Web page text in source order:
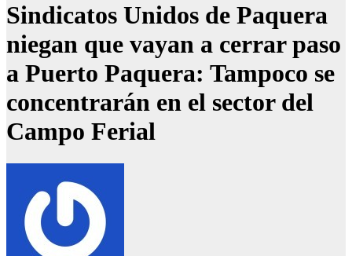
Sindicatos Unidos de Paquera
niegan que vayan a cerrar paso
a Puerto Paquera: Tampoco se
concentrarán en el sector del
Campo Ferial